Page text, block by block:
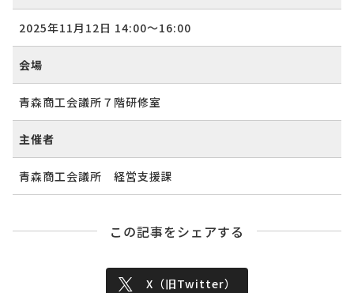
2025年11月12日 14:00〜16:00
会場
青森商工会議所７階研修室
主催者
青森商工会議所 経営支援課
この記事をシェアする
X（旧Twitter）